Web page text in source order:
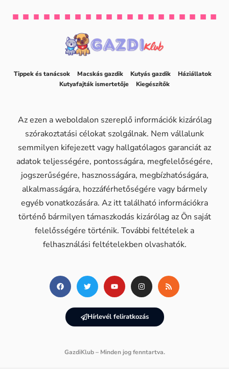
Tippek és tanácsok Macskás gazdik Kutyás gazdik
Háziállatok
Kutyafajták ismertetője
Kiegészítők
Az ezen a weboldalon szereplő információk kizárólag
szórakoztatási célokat szolgálnak. Nem vállalunk
semmilyen kifejezett vagy hallgatólagos garanciát az
adatok teljességére, pontosságára, megfelelőségére,
jogszerűségére, hasznosságára, megbízhatóságára,
alkalmasságára, hozzáférhetőségére vagy bármely
egyéb vonatkozására. Az itt található információkra
történő bármilyen támaszkodás kizárólag az Ön saját
felelősségére történik. További feltételek a
felhasználási feltételekben olvashatók.
Hírlevél feliratkozás
GazdiKlub – Minden jog fenntartva.